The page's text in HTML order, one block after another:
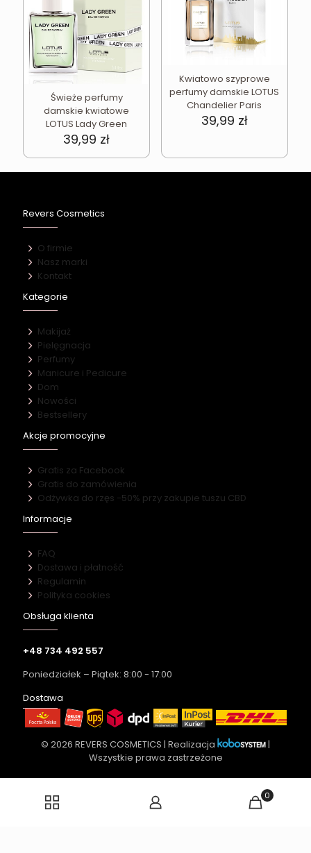
Świeże perfumy
damskie kwiatowe
LOTUS Lady Green
39,99 zł
Kwiatowo szyprowe
perfumy damskie LOTUS
Chandelier Paris
39,99 zł
Revers Cosmetics
O firmie
Nasz marki
Kontakt
Kategorie
Makijaż
Pielęgnacja
Perfumy
Manicure i Pedicure
Dom
Nowości
Bestsellery
Akcje promocyjne
Gratis za Facebook
Gratis do zamówienia
Odżywka do rzęs -50% przy zakupie tuszu CBD
Informacje
FAQ
Dostawa i płatność
Regulamin
Polityka cookies
Obsługa klienta
+48 734 492 557
Poniedziałek – Piątek: 8:00 - 17:00
Dostawa
© 2026 REVERS COSMETICS | Realizacja
|
Wszystkie prawa zastrzeżone
0